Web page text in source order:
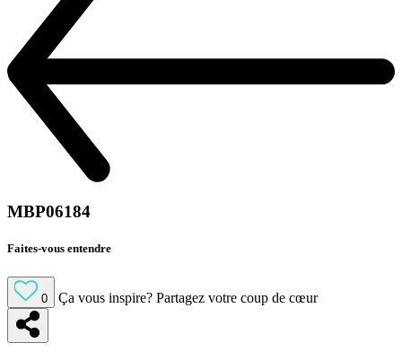
MBP06184
Faites-vous entendre
0 Ça vous inspire? Partagez votre coup de cœur